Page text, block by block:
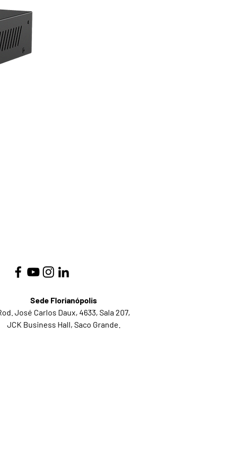
Sede Florianópolis
José Carlos Daux, 4633, Sala 207,
JCK Business Hall, Saco Grande.